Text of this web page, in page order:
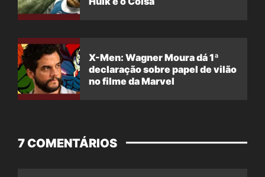
X-Men: Wagner Moura dá 1ª
declaração sobre papel de vilão
no filme da Marvel
7 COMENTÁRIOS